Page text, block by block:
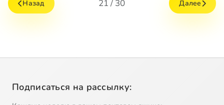
Назад 21 / 30 Далее
Подписаться на рассылку: